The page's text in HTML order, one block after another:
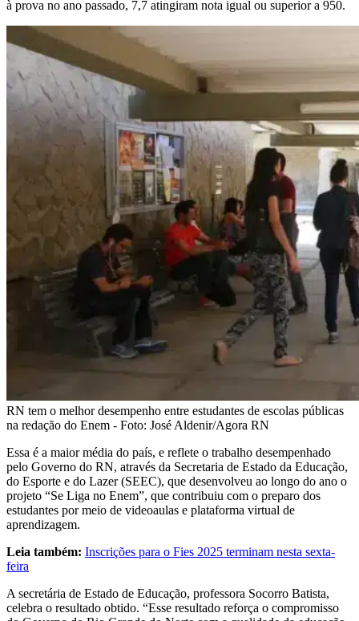
à prova no ano passado, 7,7 atingiram nota igual ou superior a 950.
RN tem o melhor desempenho entre estudantes de escolas públicas
na redação do Enem - Foto: José Aldenir/Agora RN
Essa é a maior média do país, e reflete o trabalho desempenhado
pelo Governo do RN, através da Secretaria de Estado da Educação,
do Esporte e do Lazer (SEEC), que desenvolveu ao longo do ano o
projeto “Se Liga no Enem”, que contribuiu com o preparo dos
estudantes por meio de videoaulas e plataforma virtual de
aprendizagem.
Leia também: Inscrições para o Fies 2025 terminam nesta sexta-
feira
A secretária de Estado de Educação, professora Socorro Batista,
celebra o resultado obtido. “Esse resultado reforça o compromisso